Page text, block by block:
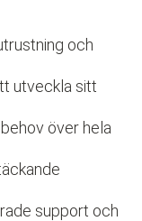
och
utveckla sitt
över hela
support och